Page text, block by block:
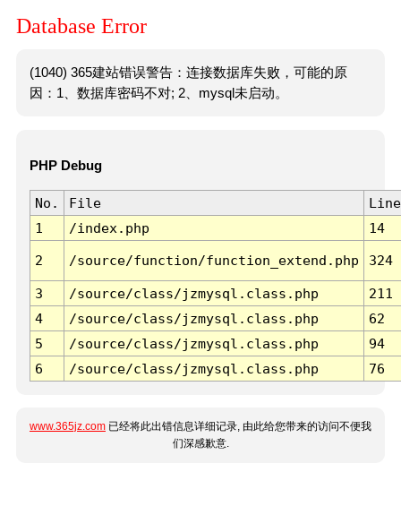
Database Error
(1040) 365建站错误警告：连接数据库失败，可能的原
因：1、数据库密码不对; 2、mysql未启动。
PHP Debug
No. File
Line
1
/index.php 14
2 /source/function/function_extend.php 324
3 /source/class/jzmysql.class.php
211
4
/source/class/jzmysql.class.php
62
5
/source/class/jzmysql.class.php
94
6
/source/class/jzmysql.class.php 76
www.365jz.com 已经将此出错信息详细记录, 由此给您带来的访问不便我
们深感歉意.